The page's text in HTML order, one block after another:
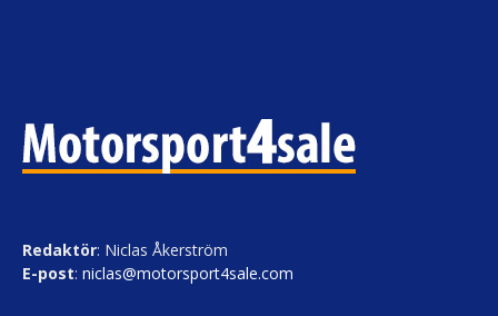
Redaktör: Niclas Åkerström
E-post: niclas@motorsport4sale.com